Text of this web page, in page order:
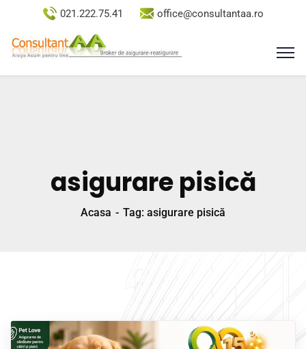
021.222.75.41 office@consultantaa.ro
asigurare pisică
Acasa Tag: asigurare pisică